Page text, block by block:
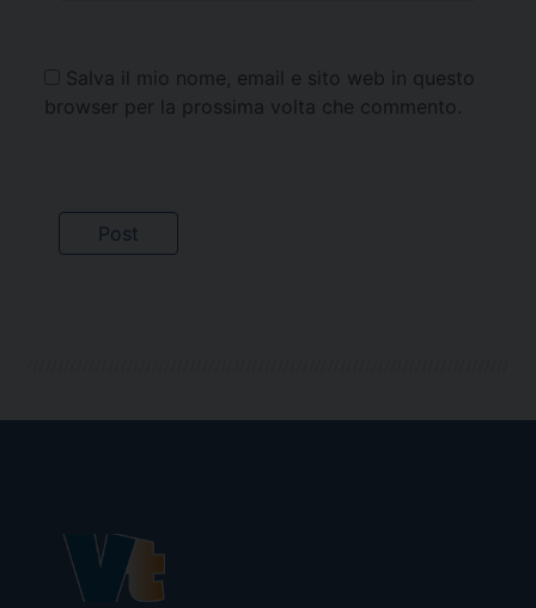
Salva il mio nome, email e sito web in questo
browser per la prossima volta che commento.